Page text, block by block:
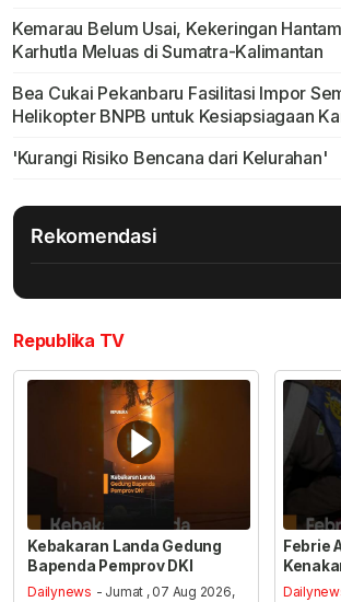
Kemarau Belum Usai, Kekeringan
Karhutla Meluas di Sumatra-Kalimantan
Bea Cukai Pekanbaru Fasilitasi Impor
Helikopter BNPB untuk Kesiapsiagaan
'Kurangi Risiko Bencana dari Kelurahan'
Rekomendasi
Republika TV
Kebakaran Landa Gedung
Bapenda Pemprov DKI
Dailynews - Jumat , 07 Aug 2026,
Febrie